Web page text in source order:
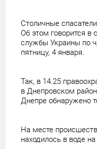
Столичные
Об этом говорится в
службы Украины по
пятницу, 4 января.
Так, в 14.25
в Днепровском
Днепре обнаружено
На месте
находилось в воде